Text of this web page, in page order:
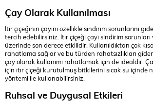
Çay Olarak Kullanılması
Itır çiçeğinin çayını özellikle sindirim sorunlarını
tercih edebilirsiniz. Itır çiçeği çayı sindirim sorunları
üzerinde son derece etkilidir. Kullanıldıktan çok
rahatlama sağlar ve bu türden rahatsızlıkları
çay olarak kullanımı rahatlamak için de idealdir.
için ıtır çiçeği kurutulmuş bitkilerini sıcak su içinde
yöntemi ile kullanabilirsiniz.
Ruhsal ve Duygusal Etkileri